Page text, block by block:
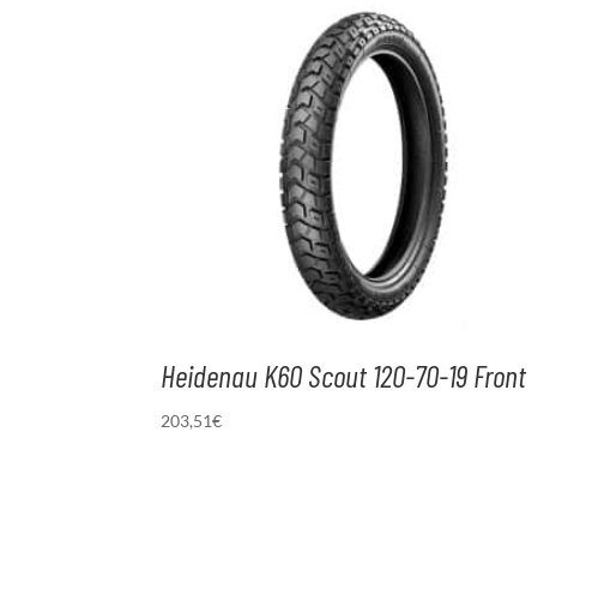
Heidenau K60 Scout 120-70-19 Front
203,51€